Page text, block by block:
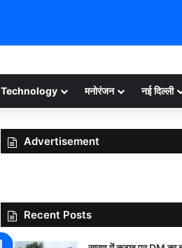
Technology मनोरंजन नई दिल्ली
Advertisement
Recent Posts